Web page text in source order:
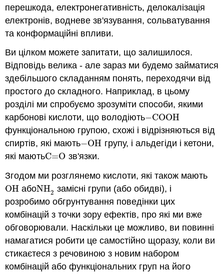
перешкода, електронегативність, делокалізація
електронів, водневе зв'язування, сольватування
та конформаційні впливи.
Ви цілком можете запитати, що залишилося.
Відповідь велика - але зараз ми будемо займатися
здебільшого складанням понять, переходячи від
простого до складного. Наприклад, в цьому
розділі ми спробуємо зрозуміти способи, якими
карбонові кислоти, що володіють−COOH
−COOH
функціональною групою, схожі і відрізняються від
спиртів, які мають−OH
−OH групу, і альдегіди і кетони,
які маютьC=O
C=O зв'язки.
Згодом ми розглянемо кислоти, які також мають
OH
OH абоNH2
NH2 замісні групи (або обидві), і
розробимо обгрунтування поведінки цих
комбінацій з точки зору ефектів, про які ми вже
обговорювали. Наскільки це можливо, ви повинні
намагатися робити це самостійно щоразу, коли ви
стикаєтеся з речовиною з новим набором
комбінацій або функціональних груп на його